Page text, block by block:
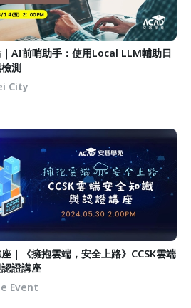
AI前哨助手：使用Local LLM輔助日
測
City
｜《擁抱雲端，安全上路》CCSK雲端
證講座
Event